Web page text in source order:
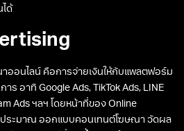
ด้
ออนไลน์ คือการจ่ายเงินให้กับแพลตฟอร์ม
าร อาทิ Google Ads, TikTok Ads, LINE
Ads ฯลฯ โดยหน้าที่ของ Online
ระมาณ ออกแบบคอนเทนต์โฆษณา วัดผล